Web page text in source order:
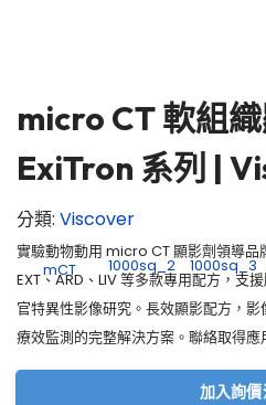
micro CT 軟組
ExiTron 系列 |
分類: Viscover
實驗動物動用 micro CT 顯影劑領導品
EXT、ARD、LIV 等多款專用配方，支
官特異性影像研究。長效顯影配方，
療效監測的完整解決方案。聯絡取得應
加入詢價